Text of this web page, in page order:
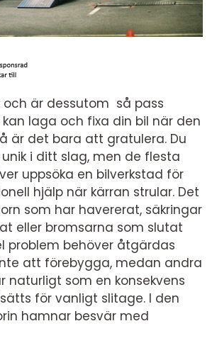
och är dessutom så pass
laga och fixa din bil när den
är det bara att gratulera. Du
i ditt slag, men de flesta
uppsöka en bilverkstad för
hjälp när kärran strular. Det
som har havererat, säkringar
eller bromsarna som slutat
problem behöver åtgärdas
att förebygga, medan andra
naturligt som en konsekvens
för vanligt slitage. I den
hamnar besvär med